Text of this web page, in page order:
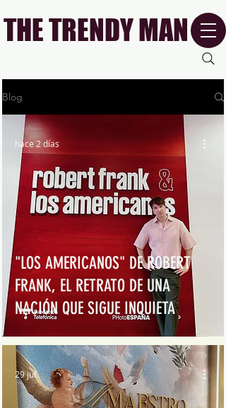
THE TRENDY MAN
Blog
"LOS AMERICANOS" DE ROBERT
FRANK, EL RETRATO DE UNA
NACIÓN QUE SIGUE INQUIETA
hace 2 días
29 jul